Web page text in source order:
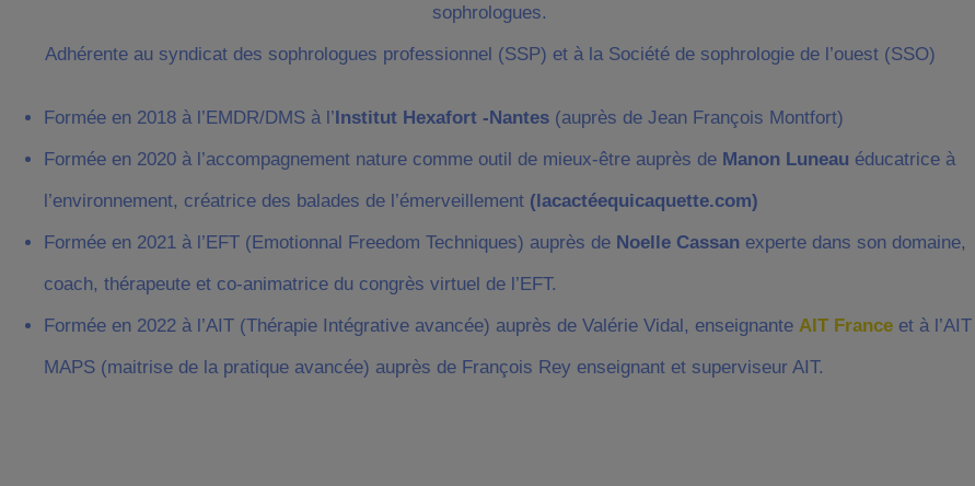
sophrologues.
Adhérente au syndicat des sophrologues professionnel (SSP) et à la Société de sophrologie de l’ouest (SSO)
Formée en 2018 à l’EMDR/DMS à l’Institut Hexafort -Nantes (auprès de Jean François Montfort)
Formée en 2020 à l’accompagnement nature comme outil de mieux-être auprès de Manon Luneau éducatrice à
l’environnement, créatrice des balades de l’émerveillement (lacactéequicaquette.com)
Formée en 2021 à l’EFT (Emotionnal Freedom Techniques) auprès de Noelle Cassan experte dans son domaine,
coach, thérapeute et co-animatrice du congrès virtuel de l’EFT.
Formée en 2022 à l’AIT (Thérapie Intégrative avancée) auprès de Valérie Vidal, enseignante AIT France et à l’AIT
MAPS (maitrise de la pratique avancée) auprès de François Rey enseignant et superviseur AIT.